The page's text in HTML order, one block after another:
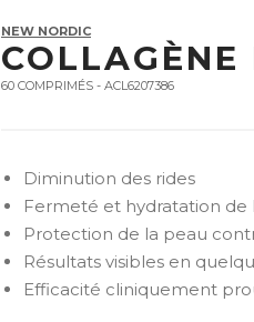
NEW NORDIC
COLLAGÈNE
60 COMPRIMÉS - ACL6207386
Diminution des rides
Fermeté et hydratation de
Protection de la peau
Résultats visibles en
Efficacité cliniquement